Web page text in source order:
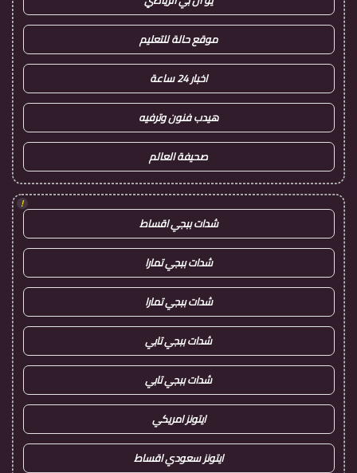
موقع حالة للتعليم
اخبار 24 ساعة
هيدب فنون وترفيه
صحيفة العالم
!
شدات ببجي اقساط
شدات ببجي تمارا
شدات ببجي تمارا
شدات ببجي تابي
شدات ببجي تابي
ايتونز امريكي
ايتونز سعودي اقساط